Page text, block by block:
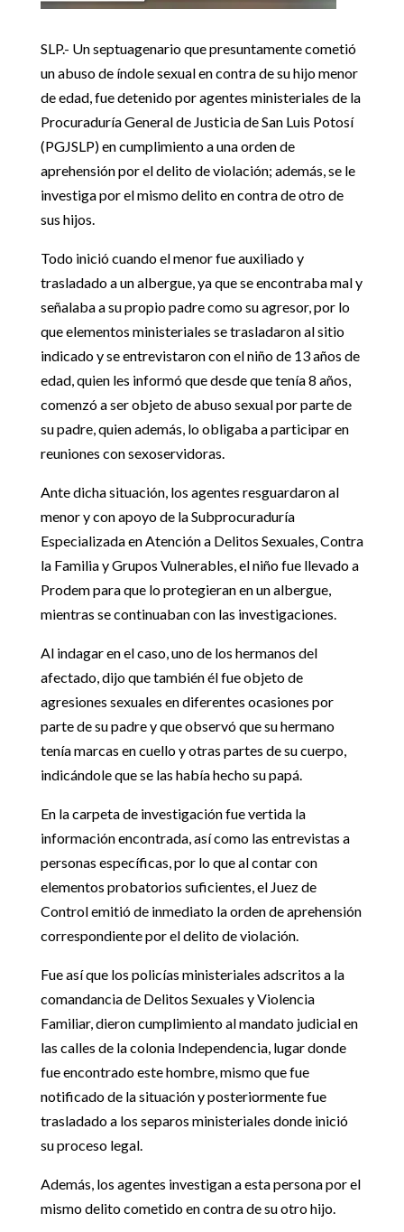
SLP.- Un septuagenario que presuntamente cometió
un abuso de índole sexual en contra de su hijo menor
de edad, fue detenido por agentes ministeriales de la
Procuraduría General de Justicia de San Luis Potosí
(PGJSLP) en cumplimiento a una orden de
aprehensión por el delito de violación; además, se le
investiga por el mismo delito en contra de otro de
sus hijos.
Todo inició cuando el menor fue auxiliado y
trasladado a un albergue, ya que se encontraba mal y
señalaba a su propio padre como su agresor, por lo
que elementos ministeriales se trasladaron al sitio
indicado y se entrevistaron con el niño de 13 años de
edad, quien les informó que desde que tenía 8 años,
comenzó a ser objeto de abuso sexual por parte de
su padre, quien además, lo obligaba a participar en
reuniones con sexoservidoras.
Ante dicha situación, los agentes resguardaron al
menor y con apoyo de la Subprocuraduría
Especializada en Atención a Delitos Sexuales, Contra
la Familia y Grupos Vulnerables, el niño fue llevado a
Prodem para que lo protegieran en un albergue,
mientras se continuaban con las investigaciones.
Al indagar en el caso, uno de los hermanos del
afectado, dijo que también él fue objeto de
agresiones sexuales en diferentes ocasiones por
parte de su padre y que observó que su hermano
tenía marcas en cuello y otras partes de su cuerpo,
indicándole que se las había hecho su papá.
En la carpeta de investigación fue vertida la
información encontrada, así como las entrevistas a
personas específicas, por lo que al contar con
elementos probatorios suficientes, el Juez de
Control emitió de inmediato la orden de aprehensión
correspondiente por el delito de violación.
Fue así que los policías ministeriales adscritos a la
comandancia de Delitos Sexuales y Violencia
Familiar, dieron cumplimiento al mandato judicial en
las calles de la colonia Independencia, lugar donde
fue encontrado este hombre, mismo que fue
notificado de la situación y posteriormente fue
trasladado a los separos ministeriales donde inició
su proceso legal.
Además, los agentes investigan a esta persona por el
mismo delito cometido en contra de su otro hijo.